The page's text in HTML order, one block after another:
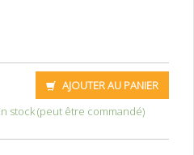
AJOUTER AU PANIER
stock (peut être commandé)